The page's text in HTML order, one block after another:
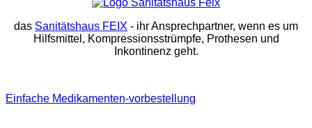
das Sanitätshaus FEIX - ihr Ansprechpartner, wenn es um
Hilfsmittel, Kompressionsstrümpfe, Prothesen und
Inkontinenz geht.
Einfache Medikamenten-vorbestellung